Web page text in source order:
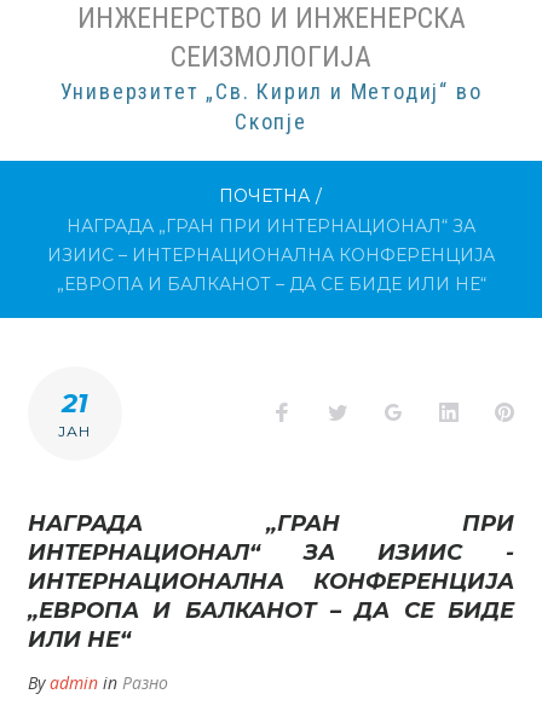
ИНЖЕНЕРСТВО И ИНЖЕНЕРСКА
СЕИЗМОЛОГИЈА
Универзитет „Св. Кирил и Методиј“ во
Скопје
ПОЧЕТНА /
НАГРАДА „ГРАН ПРИ ИНТЕРНАЦИОНАЛ“ ЗА
ИЗИИС – ИНТЕРНАЦИОНАЛНА КОНФЕРЕНЦИЈА
„ЕВРОПА И БАЛКАНОТ – ДА СЕ БИДЕ ИЛИ НЕ“
21
ЈАН
Facebook
Twitter Google+LinkedIn
НАГРАДА „ГРАН ПРИ
ИНТЕРНАЦИОНАЛ“ ЗА ИЗИИС -
ИНТЕРНАЦИОНАЛНА КОНФЕРЕНЦИЈА
„ЕВРОПА И БАЛКАНОТ – ДА СЕ БИДЕ
ИЛИ НЕ“
Byadmin in Разно